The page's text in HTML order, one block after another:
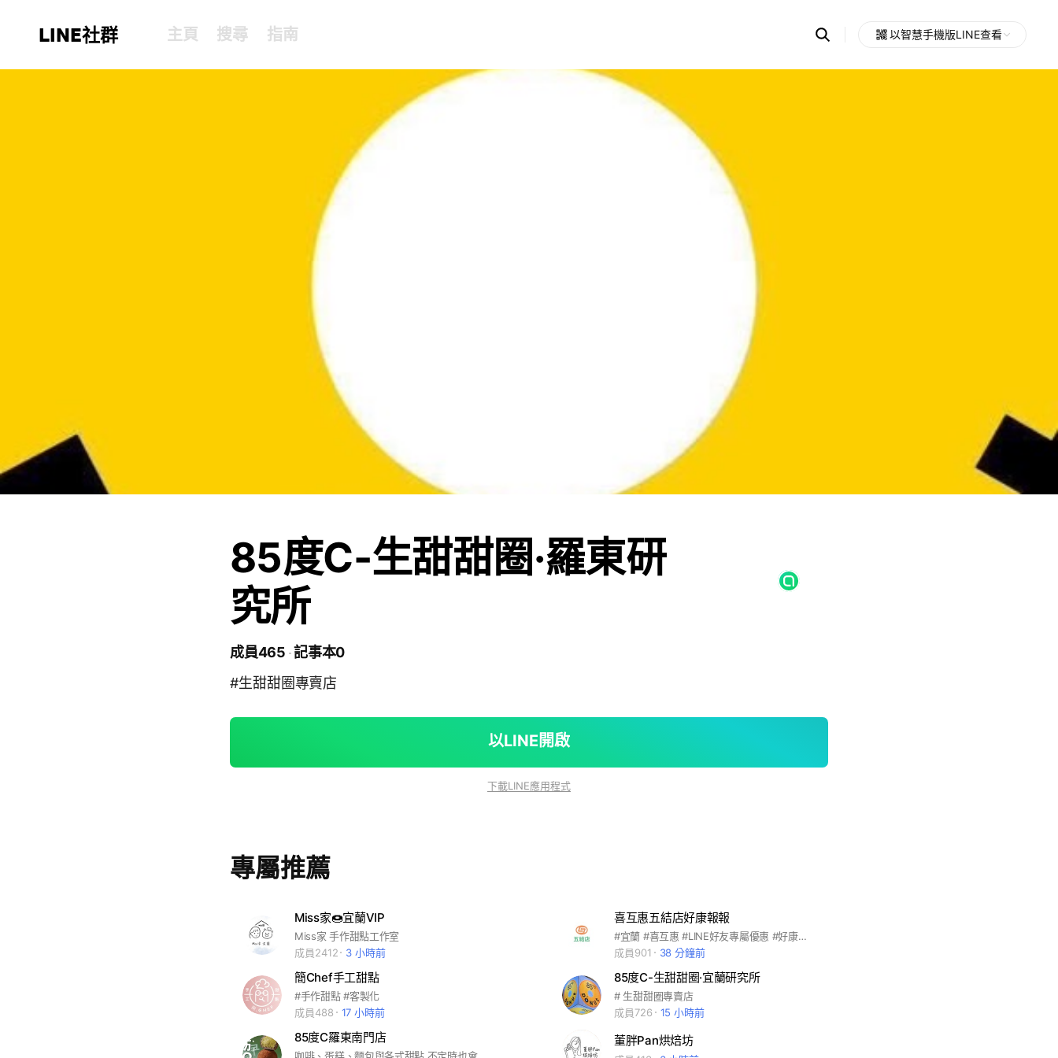
LINE社群 主頁 搜尋 指南 Search
OpenChats
messages
search
以智慧手機版LINE查看
85度C-生甜甜圈·羅東研
究所
成員465 記事本0
#生甜甜圈專賣店
以LINE開啟
下載LINE應用程式
專屬推薦
Miss家🍩宜蘭VIP
Miss家 手作甜點工作室
成員2412
3 小時前
喜互惠五結店好康報報
#宜蘭 #喜互惠 #LINE好友專屬優惠 #好康第一線
成員901
38 分鐘前
簡Chef手工甜點
#手作甜點 #客製化
成員488
17 小時前
85度C-生甜甜圈·宜蘭研究所
# 生甜甜圈專賣店
成員726
15 小時前
85度C羅東南門店 董胖Pan烘焙坊